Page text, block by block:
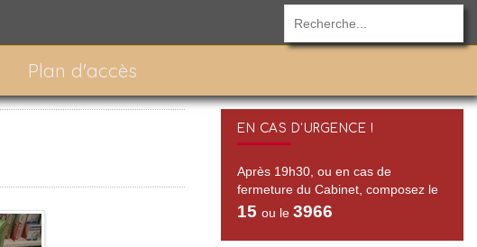
Plan d'accès
EN CAS D'URGENCE !
Après 19h30, ou en cas de
fermeture du Cabinet, composez le
15ou le3966